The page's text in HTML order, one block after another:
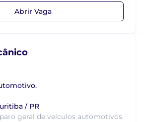
Abrir Vaga
/ PR
geral de veículos automotivos.